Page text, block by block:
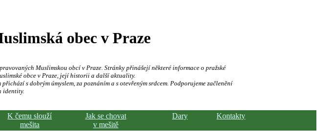
obec v Praze
Muslimskou obcí v Praze. Stránky přinášejí některé informace o pražské
obce v Praze, její historii a další aktuality.
přichází s dobrým úmyslem, za poznáním a s otevřeným srdcem. Podporujeme začlenění
identity.
K čemu slouží
mešita
Jak se chovat
v mešitě
Dary Kontakty